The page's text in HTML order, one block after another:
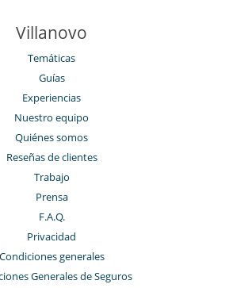
Villanovo
Temáticas
Guías
Experiencias
Nuestro equipo
Quiénes somos
Reseñas de clientes
Trabajo
Prensa
F.A.Q.
Privacidad
Condiciones generales
Generales de Seguros